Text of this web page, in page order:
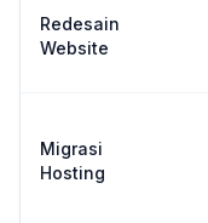
Redesain
Website
Migrasi
Hosting